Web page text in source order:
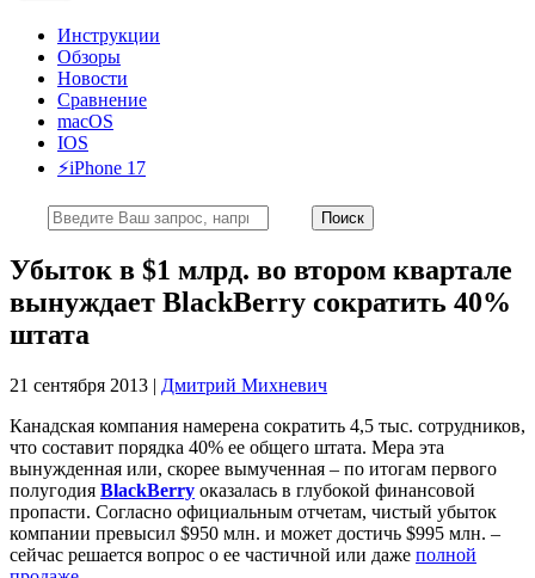
Инструкции
Обзоры
Новости
Сравнение
macOS
IOS
⚡️iPhone 17
Убыток в $1 млрд. во втором квартале
вынуждает BlackBerry сократить 40%
штата
21 сентября 2013 | Дмитрий Михневич
Канадская компания намерена сократить 4,5 тыс. сотрудников,
что составит порядка 40% ее общего штата. Мера эта
вынужденная или, скорее вымученная – по итогам первого
полугодия BlackBerry оказалась в глубокой финансовой
пропасти. Согласно официальным отчетам, чистый убыток
компании превысил $950 млн. и может достичь $995 млн. –
сейчас решается вопрос о ее частичной или даже полной